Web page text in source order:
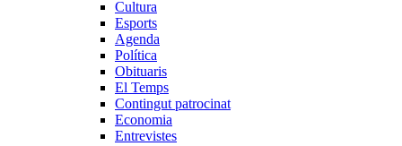
Cultura
Esports
Agenda
Política
Obituaris
El Temps
Contingut patrocinat
Economia
Entrevistes